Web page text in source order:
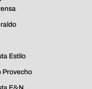
Estilo
Provecho